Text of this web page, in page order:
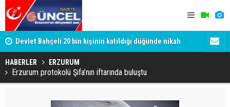
Devlet Bahçeli 20 bin kişinin katıldığı düğünde nikah
şahidi oldu
Gülistan
HABERLER ERZURUM
Erzurum protokolü Şifa’nın iftarında buluştu